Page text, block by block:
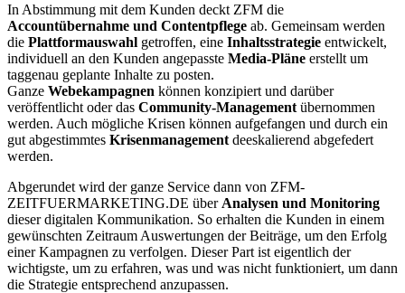
In Abstimmung mit dem Kunden deckt ZFM die
Accountübernahme und Contentpflege ab. Gemeinsam werden
die Plattformauswahl getroffen, eine Inhaltsstrategie entwickelt,
individuell an den Kunden angepasste Media-Pläne erstellt um
taggenau geplante Inhalte zu posten.
Ganze Webekampagnen können konzipiert und darüber
veröffentlicht oder das Community-Management übernommen
werden. Auch mögliche Krisen können aufgefangen und durch ein
gut abgestimmtes Krisenmanagement deeskalierend abgefedert
werden.
Abgerundet wird der ganze Service dann von ZFM-
ZEITFUERMARKETING.DE über Analysen und Monitoring
dieser digitalen Kommunikation. So erhalten die Kunden in einem
gewünschten Zeitraum Auswertungen der Beiträge, um den Erfolg
einer Kampagnen zu verfolgen. Dieser Part ist eigentlich der
wichtigste, um zu erfahren, was und was nicht funktioniert, um dann
die Strategie entsprechend anzupassen.